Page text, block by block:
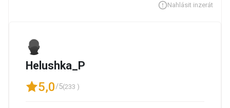
Nahlásit inzerát
Helushka_P
5,0/5(233 )